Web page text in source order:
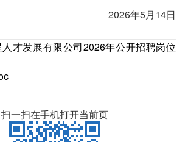
2026年5月14日
才发展有限公司2026年公开招聘岗位
扫一扫在手机打开当前页